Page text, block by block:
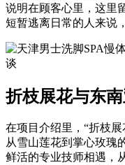
说明在顾客心里，这里
短暂逃离日常的人来说
折枝展花与东
在项目介绍里，“折枝
从雪山莲花到掌心玫瑰
鲜活的专业技师相遇，